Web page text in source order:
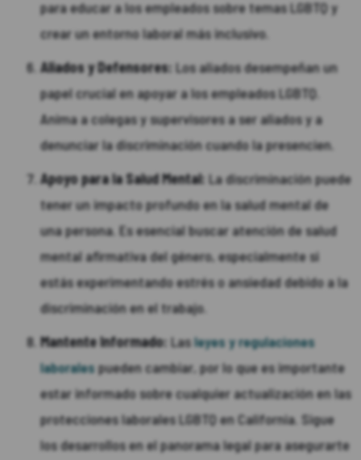
para educar a los empleados sobre temas LGBTQ y
crear un entorno laboral más inclusivo.
Aliados y Defensores: Los aliados desempeñan un
papel crucial en apoyar a los empleados LGBTQ.
Anima a colegas y supervisores a ser aliados y a
denunciar la discriminación cuando la presencien.
Apoyo para la Salud Mental: La discriminación puede
tener un impacto profundo en la salud mental de
una persona. Es esencial buscar atención de salud
mental afirmativa del género, especialmente si
estás experimentando estrés o ansiedad debido a la
discriminación en el trabajo.
Mantente Informado: Lasleyes y regulaciones
laboralespueden cambiar, por lo que es importante
estar informado sobre cualquier actualización en las
protecciones laborales LGBTQ en California. Sigue
los desarrollos en el panorama legal para asegurarte